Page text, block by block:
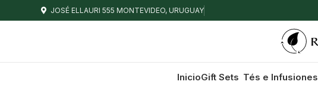
JOSÉ ELLAURI 555 MONTEVIDEO, URUGUAY
InicioGift Sets Tés e Infusiones